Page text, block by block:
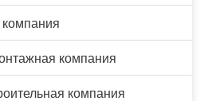
компания
компания
компания